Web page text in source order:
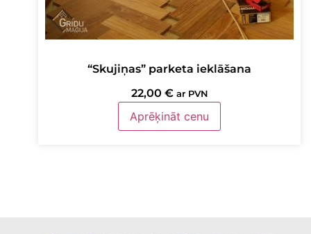
“Skujiņas” parketa ieklāšana
22,00 € ar PVN
Aprēķināt cenu